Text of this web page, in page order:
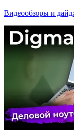
Видеообзоры и